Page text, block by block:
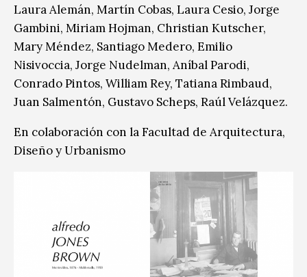
Laura Alemán, Martín Cobas, Laura Cesio, Jorge
Gambini, Miriam Hojman, Christian Kutscher,
Mary Méndez, Santiago Medero, Emilio
Nisivoccia, Jorge Nudelman, Aníbal Parodi,
Conrado Pintos, William Rey, Tatiana Rimbaud,
Juan Salmentón, Gustavo Scheps, Raúl Velázquez.
En colaboración con la Facultad de Arquitectura,
Diseño y Urbanismo